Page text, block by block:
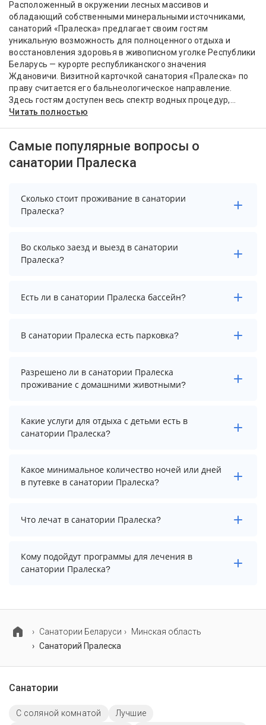
Расположенный в окружении лесных массивов и
обладающий собственными минеральными источниками,
санаторий «Пралеска» предлагает своим гостям
уникальную возможность для полноценного отдыха и
восстановления здоровья в живописном уголке Республики
Беларусь — курорте республиканского значения
Ждановичи. Визитной карточкой санатория «Пралеска» по
праву считается его бальнеологическое направление.
Здесь гостям доступен весь спектр водных процедур,...
Читать полностью
Самые популярные вопросы о
санатории Пралеска
Сколько стоит проживание в санатории
Пралеска?
Стоимость проживания в санатории Пралеска
начинается от 4084 рублей. Чтобы увидеть
Во сколько заезд и выезд в санатории
Пралеска?
Заезд возможен после 12:00, а выезд необходимо
осуществить до 10:00.
Есть ли в санатории Пралеска бассейн?
В санатории Пралеска нет бассейна.
В санатории Пралеска есть парковка?
В санатории Пралеска есть парковка, уточните
информацию перед бронированием у менеджера,
Разрешено ли в санатории Пралеска
проживание с домашними животными?
Проживание с домашними животными разрешено.
Однако, это может оплачиваться дополнительно.
Какие услуги для отдыха с детьми есть в
санатории Пралеска?
Для детей в санатории Пралеска работает детская
площадка.
Какое минимальное количество ночей или дней
в путевке в санатории Пралеска?
Минимальный срок путевки зависит от выбранного
тарифа. Для тарифа с лечением рекомендуем
Что лечат в санатории Пралеска?
Основные профили лечения в санатории: язва
желудка, опорно-двигательный аппарат и органы
Кому подойдут программы для лечения в
санатории Пралеска?
и детей.
Cанатории Беларуси
Минская область
Санаторий Пралеска
Санатории
С соляной комнатой
Лучшие